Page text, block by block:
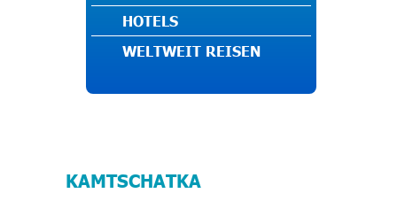
HOTELS
WELTWEIT REISEN
KAMTSCHATKA